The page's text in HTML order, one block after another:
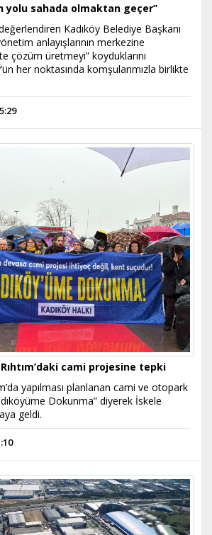
yolu sahada olmaktan geçer”
Kadıköy Belediye Başkanı
anlayışlarının merkezine
çözüm üretmeyi” koyduklarını
her noktasında komşularımızla birlikte
cami projesine tepki
yapılması planlanan cami ve otopark
Dokunma” diyerek İskele
geldi.